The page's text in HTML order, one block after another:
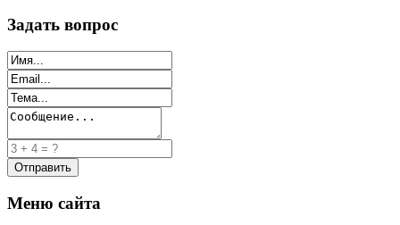
Задать вопрос
Меню сайта